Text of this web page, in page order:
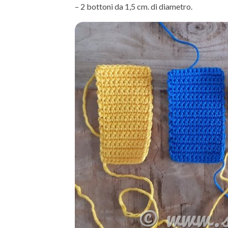
– 2 bottoni da 1,5 cm. di diametro.